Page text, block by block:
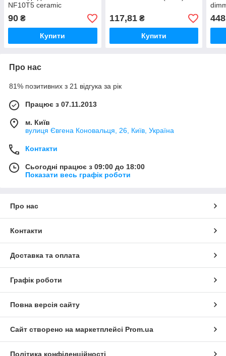
NF10T5 ceramic
90 ₴
Купити
117,81₴
Купити
448
Про нас
81% позитивних з 21 відгука за рік
Працює з 07.11.2013
м. Київ
вулиця Євгена Коновальця, 26, Київ, Україна
Контакти
Сьогодні працює з 09:00 до 18:00
Показати весь графік роботи
Про нас
Контакти
Доставка та оплата
Графік роботи
Повна версія сайту
Сайт створено на маркетплейсі Prom.ua
Політика конфіденційності